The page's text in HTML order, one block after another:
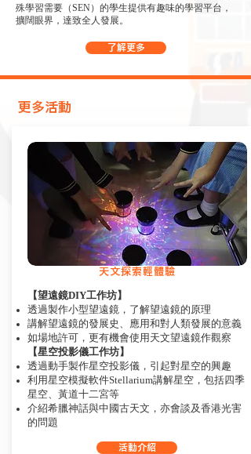
殊學習需要（SEN）的學生提供有趣味的學習平台，
擴闊眼界，達致全人發展。
了解更多
​更多活動
天文探索輕體驗
【望遠鏡DIY工作坊】
透過製作小型望遠鏡，了解望遠鏡的原理
講解望遠鏡的發展史、應用和對人類發展的意義
如場地許可，更有機會使用天文望遠鏡作觀察
【星空投影儀工作坊】
透過動手製作星空投影儀，引起對星空的興趣
利用星空模擬軟件Stellarium講解星空，包括四季
星空、黃道十二宮等
介紹希臘神話與中國古天文，亦會談及香港光害
的問題
活動介紹